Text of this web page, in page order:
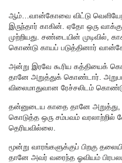
ஆம்…வான்கோவை விட்டு
இருந்தார் காகின். ஏதோ ஒரு
முற்றியது. சண்டையின்
கொண்டு காயப் படுத்தினார்
அன்று இரவே கூரிய கத்தியைக்
தானே அறுத்துக் கொண்டார்.
விலைமாதுவான ரேச்சலிடம்
தன்னுடைய காதை தானே
கொடுத்த ஒரு சம்பவம் வரலாற்றில்
தெரியவில்லை.
மூன்று வாரங்களுக்குப் பிறகு
தானே அவர் வரைந்த ஓவியம்